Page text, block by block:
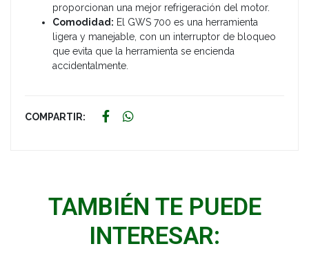
proporcionan una mejor refrigeración del motor.
Comodidad: El GWS 700 es una herramienta
ligera y manejable, con un interruptor de bloqueo
que evita que la herramienta se encienda
accidentalmente.
COMPARTIR:
TAMBIÉN TE PUEDE
INTERESAR: